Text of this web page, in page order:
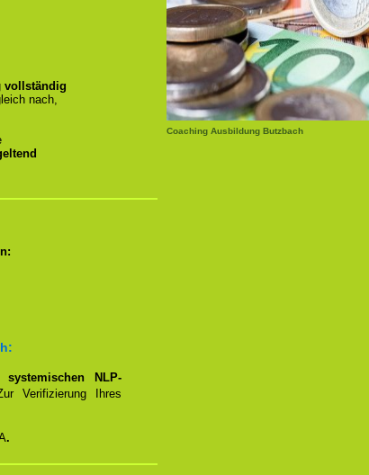
Coaching Ausbildung Butzbach
vollständig
nach,
NLP-
Verifizierung Ihres
.